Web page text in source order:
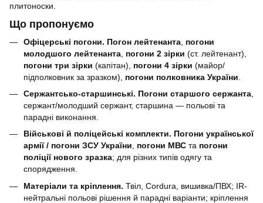
плитоноски.
Що пропонуємо
Офіцерські погони. Погон лейтенанта погони
молодшого лейтенанта погони 2 зірки (ст. лейтенант),
погони три зірки (капітан), погони 4 зірки (майор/
підполковник за зразком), погони полковника України
Сержантсько-старшинські. Погони старшого сержанта
сержант/молодший сержант, старшина — польові та
парадні виконання.
Військові й поліцейські комплекти. Погони української
армії / погони ЗСУ України, погони МВС та погони
поліції нового зразка; для різних типів одягу та
спорядження.
Матеріали та кріплення. Твіл, Cordura, вишивка/ПВХ; IR-
нейтральні польові рішення й парадні варіанти; кріплення